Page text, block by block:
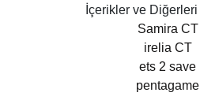
İçerikler ve Diğerleri
Samira CT
irelia CT
ets 2 save
pentagame